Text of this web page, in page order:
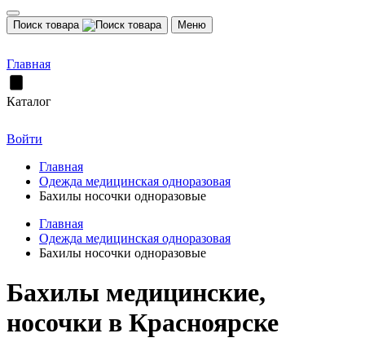
Поиск товара Меню
Главная
Каталог
Войти
Главная
Одежда медицинская одноразовая
Бахилы носочки одноразовые
Главная
Одежда медицинская одноразовая
Бахилы носочки одноразовые
Бахилы медицинские,
носочки в Красноярске